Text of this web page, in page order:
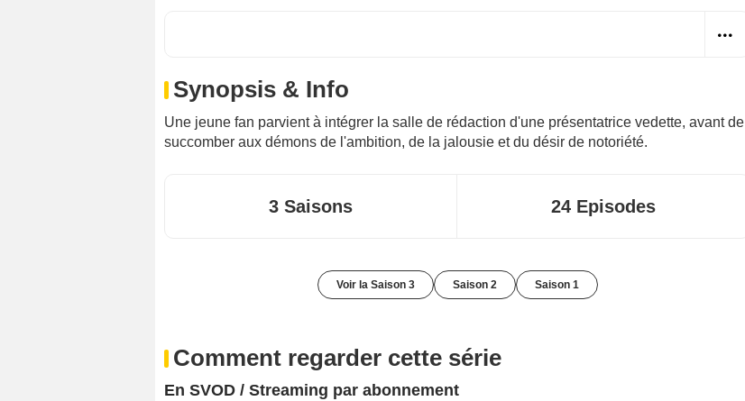
Synopsis & Info
Une jeune fan parvient à intégrer la salle de rédaction d'une présentatrice vedette, avant de
succomber aux démons de l'ambition, de la jalousie et du désir de notoriété.
3 Saisons 24 Episodes
Voir la Saison 3 Saison 2 Saison 1
Comment regarder cette série
En SVOD / Streaming par abonnement